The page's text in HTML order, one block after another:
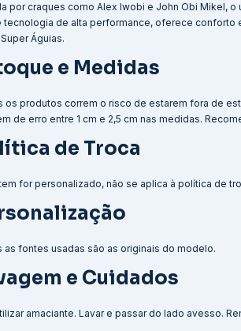
por craques como Alex Iwobi e John Obi Mikel,
tecnologia de alta performance, oferece
Águias.
e Medidas
os produtos correm o risco de estarem fora de
de erro entre 1 cm e 2,5 cm nas medidas.
de Troca
for personalizado, não se aplica à política de
as fontes usadas são as originais do modelo.
e Cuidados
amaciante. Lavar e passar do lado avesso.